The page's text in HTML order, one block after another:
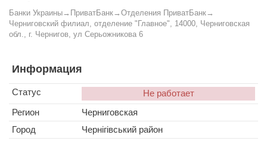
Банки Украины→ ПриватБанк→ Отделения ПриватБанк→
Черниговский филиал, отделение "Главное", 14000, Черниговская
обл., г. Чернигов, ул Серьожникова 6
Информация
Статус
Не работает
Регион
Черниговская
Город
Чернігівський район